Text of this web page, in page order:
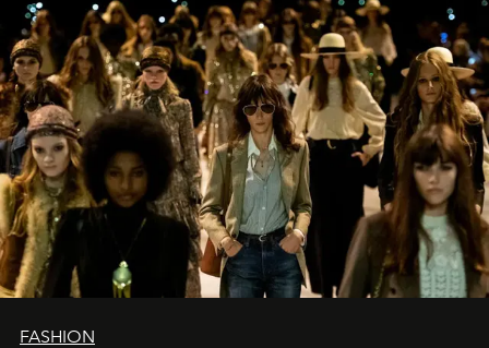
FASHION